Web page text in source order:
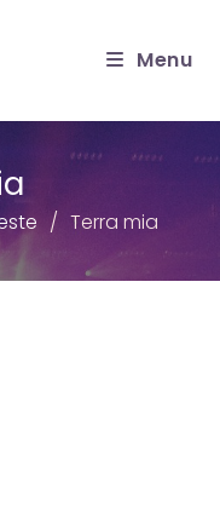
Menu
Terra mia